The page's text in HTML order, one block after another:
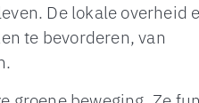
De lokale overheid
te bevorderen, van